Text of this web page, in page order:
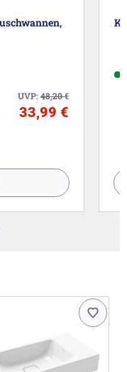
UVP:48,20€
33,99 €